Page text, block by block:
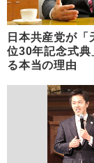
日本共産党が「
位30年記念式典
る本当の理由